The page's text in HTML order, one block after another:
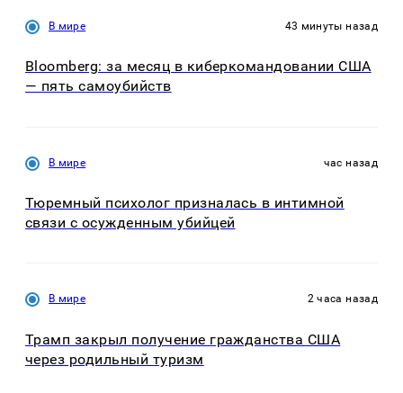
В мире 43 минуты назад
Bloomberg: за месяц в киберкомандовании США
— пять самоубийств
В мире час назад
Тюремный психолог призналась в интимной
связи с осужденным убийцей
В мире 2 часа назад
Трамп закрыл получение гражданства США
через родильный туризм